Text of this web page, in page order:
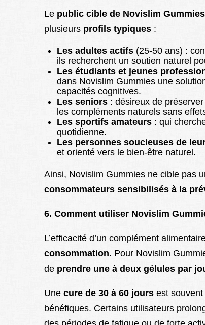
Le public cible de Novislim
plusieurs profils typiques :
Les adultes actifs (25-50 ans) :
ils recherchent un soutien naturel
Les étudiants et jeunes
dans Novislim Gummies une
capacités cognitives.
Les seniors : désireux de
les compléments naturels sans
Les sportifs amateurs : qui
quotidienne.
Les personnes soucieuses de
et orienté vers le bien-être naturel.
Ainsi, Novislim Gummies ne cible pas
consommateurs sensibilisés à la
6. Comment utiliser Novislim
L’efficacité d’un complément
consommation. Pour Novislim
de prendre une à deux gélules par
Une cure de 30 à 60 jours est
bénéfiques. Certains utilisateurs